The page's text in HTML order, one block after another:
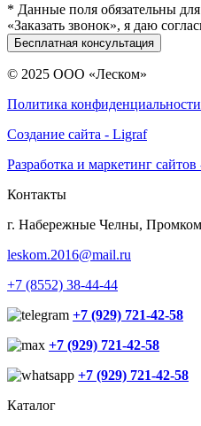
* Данные поля обязательны
«Заказать звонок», я даю
© 2025 ООО «Леском»
Политика конфиденциальности
Создание сайта - Ligraf
Разработка и маркетинг сайтов
Контакты
г. Набережные Челны,
leskom.2016@mail.ru
+7 (8552) 38-44-44
+7 (929) 721-42-58
+7 (929) 721-42-58
+7 (929) 721-42-58
Каталог